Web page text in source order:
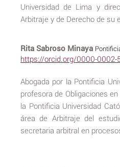
Universidad de Lima y
Arbitraje y de Derecho de su
Rita Sabroso Minaya
https://orcid.org/0000-0002-
Abogada por la Pontificia
profesora de Obligaciones
la Pontificia Universidad
área de Arbitraje del
secretaria arbitral en